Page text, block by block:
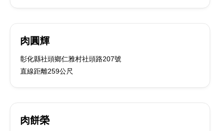
肉圓輝
彰化縣社頭鄉仁雅村社頭路207號
直線距離259公尺
肉餅榮